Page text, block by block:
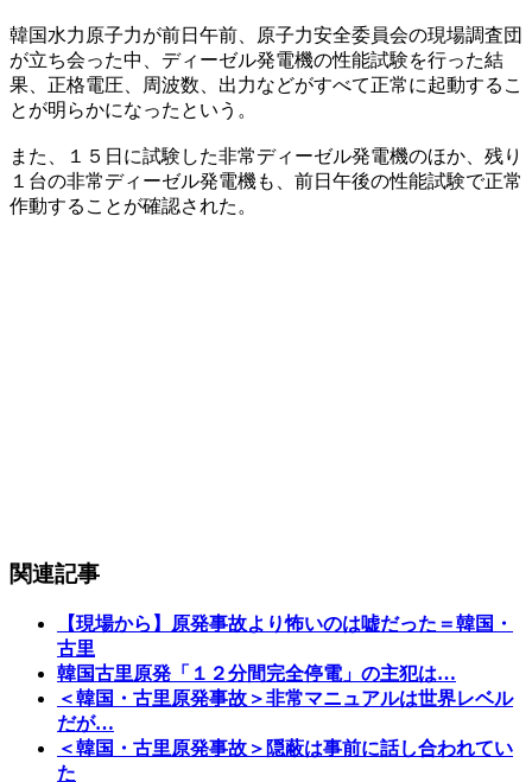
韓国水力原子力が前日午前、原子力安全委員会の現場調査団
が立ち会った中、ディーゼル発電機の性能試験を行った結
果、正格電圧、周波数、出力などがすべて正常に起動するこ
とが明らかになったという。
また、１５日に試験した非常ディーゼル発電機のほか、残り
１台の非常ディーゼル発電機も、前日午後の性能試験で正常
作動することが確認された。
関連記事
【現場から】原発事故より怖いのは嘘だった＝韓国・
古里
韓国古里原発「１２分間完全停電」の主犯は…
＜韓国・古里原発事故＞非常マニュアルは世界レベル
だが…
＜韓国・古里原発事故＞隠蔽は事前に話し合われてい
た